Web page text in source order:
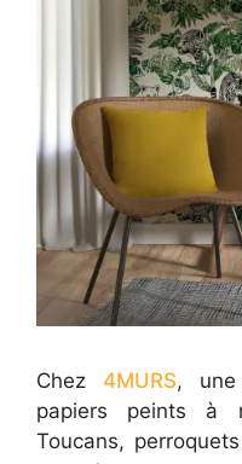
Chez 4MURS, une
papiers peints à
Toucans,